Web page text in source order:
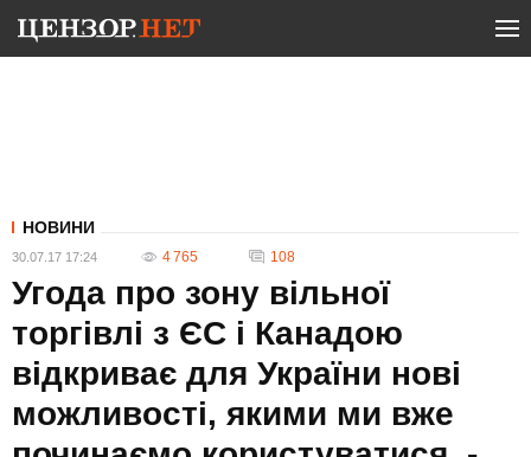
НОВИНИ
30.07.17 17:24 4 765 108
Угода про зону вільної
торгівлі з ЄС і Канадою
відкриває для України нові
можливості, якими ми вже